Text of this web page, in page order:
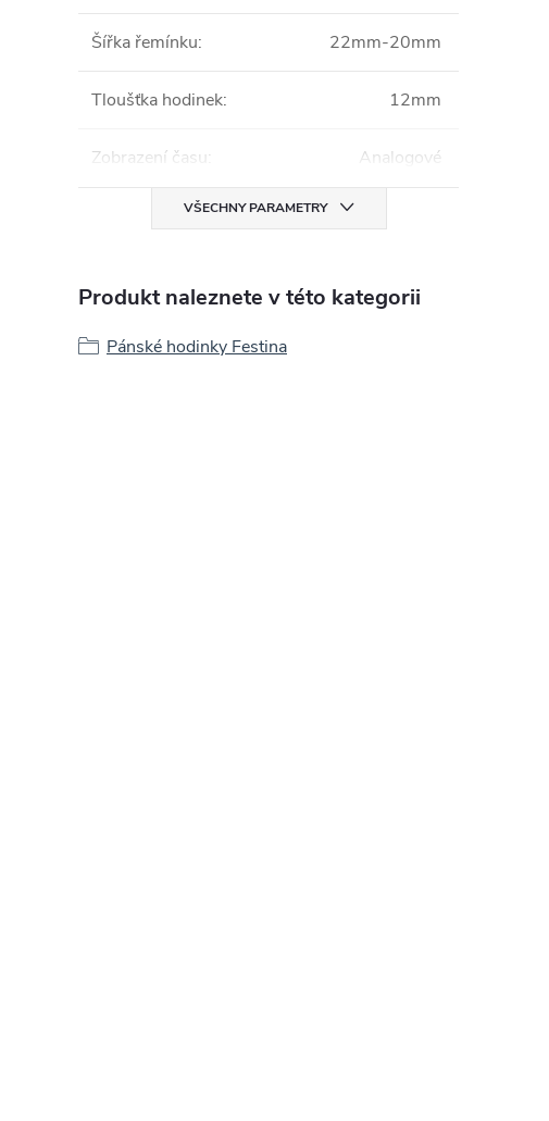
Šířka řemínku: 22mm-20mm
Tloušťka hodinek: 12mm
Zobrazení času : Analogové
VŠECHNY PARAMETRY
Produkt naleznete v této kategorii
Pánské hodinky Festina